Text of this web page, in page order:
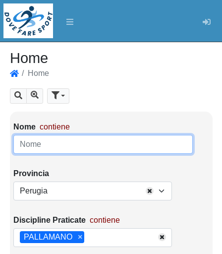
Home
Home
Cerca Mostra tutti i risultati
Parametri di ricerca
Nome contiene
Provincia
Perugia
Discipline Praticate contiene
×
PALLAMANO